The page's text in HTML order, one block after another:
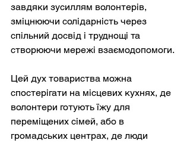
завдяки зусиллям волонтерів,
зміцнюючи солідарність через
спільний досвід і труднощі та
створюючи мережі взаємодопомоги.
Цей дух товариства можна
спостерігати на місцевих кухнях, де
волонтери готують їжу для
переміщених сімей, або в
громадських центрах, де люди